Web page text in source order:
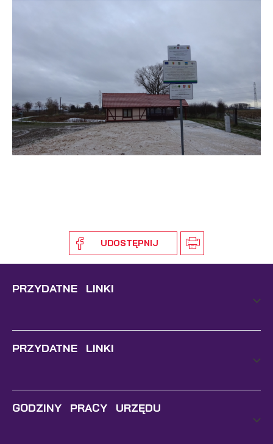
UDOSTĘPNIJ
PRZYDATNE LINKI
PRZYDATNE LINKI
GODZINY PRACY URZĘDU